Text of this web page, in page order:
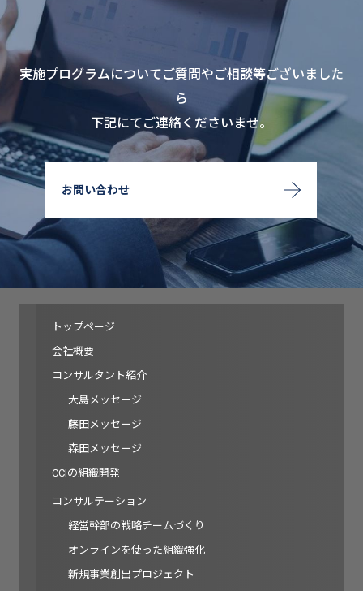
実施プログラムについてご質問やご相談等ございました
ら
下記にてご連絡くださいませ。
お問い合わせ
トップページ
会社概要
コンサルタント紹介
大島メッセージ
藤田メッセージ
森田メッセージ
CCIの組織開発
コンサルテーション
経営幹部の戦略チームづくり
オンラインを使った組織強化
新規事業創出プロジェクト